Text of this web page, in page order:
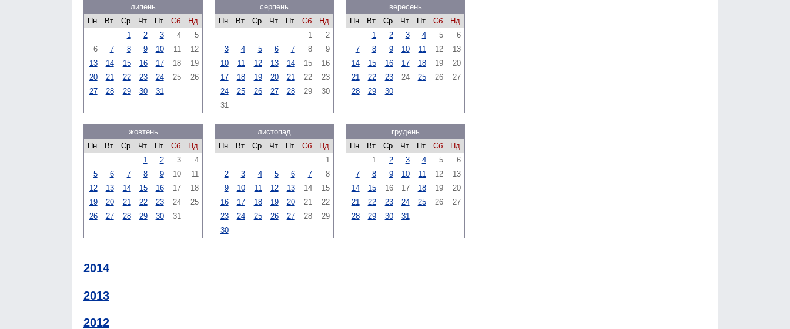
липень
Пн
Вт Ср Чт Пт Сб
Нд
1
2 3 4
5
6
7 8 9 10 11
12
13
14 15 16 17 18
19
20
21 22 23 24 25
26
27
28 29 30 31
серпень
Пн
Вт Ср Чт Пт Сб
Нд
1
2
3
4 5 6 7 8
9
10
11 12 13 14 15
16
17
18 19 20 21 22
23
24
25 26 27 28 29
30
31
вересень
Пн
Вт Ср Чт Пт Сб
Нд
1
2 3 4 5
6
7
8 9 10 11 12
13
14
15 16 17 18 19
20
21
22 23 24 25 26
27
28
29 30
жовтень
Пн
Вт Ср Чт Пт Сб
Нд
1
2 3
4
5
6 7 8 9 10
11
12
13 14 15 16 17
18
19
20 21 22 23 24
25
26
27 28 29 30 31
листопад
Пн
Вт Ср Чт Пт Сб
Нд
1
2
3 4 5 6 7
8
9
10 11 12 13 14
15
16
17 18 19 20 21
22
23
24 25 26 27 28
29
30
грудень
Пн
Вт Ср Чт Пт Сб
Нд
1
2 3 4 5
6
7
8 9 10 11 12
13
14
15 16 17 18 19
20
21
22 23 24 25 26
27
28
29 30 31
2014
2013
2012